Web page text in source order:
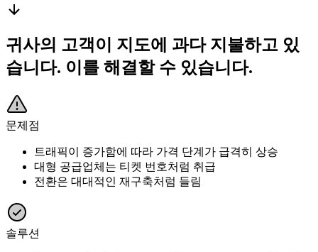
귀사의 고객이 지도에 과다 지불하고 있
습니다. 이를 해결할 수 있습니다.
문제점
트래픽이 증가함에 따라 가격 단계가 급격히 상승
대형 공급업체는 티켓 번호처럼 취급
전환은 대대적인 재구축처럼 들림
솔루션